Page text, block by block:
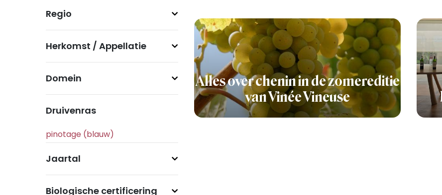
Regio
Herkomst / Appellatie
Domein
Druivenras
Jaartal
Biologische certificering
Alles over chenin in de zomereditie
van Vinée Vineuse